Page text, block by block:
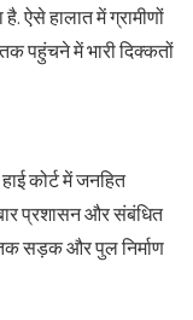
ऐसे हालात में ग्रामीणों
पहुंचने में भारी दिक्कतों
कोर्ट में जनहित
प्रशासन और संबंधित
सड़क और पुल निर्माण